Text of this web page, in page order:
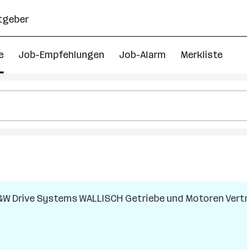
Job-Empfehlungen Job-Alarm Merkliste
Drive Systems WALLISCH Getriebe und Motoren